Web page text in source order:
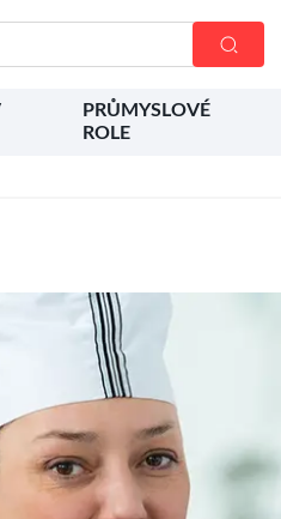
PRŮMYSLOVÉ
ROLE